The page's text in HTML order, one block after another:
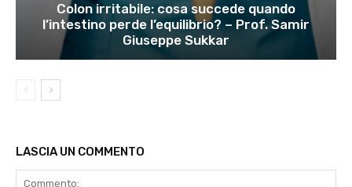
Colon irritabile: cosa succede quando
l’intestino perde l’equilibrio? – Prof. Samir
Giuseppe Sukkar
LASCIA UN COMMENTO